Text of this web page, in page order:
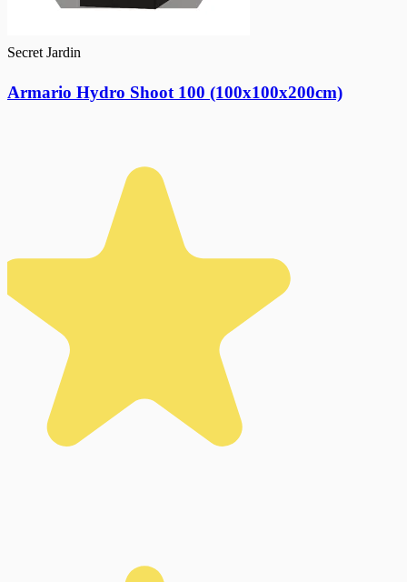
Secret Jardin
Armario Hydro Shoot 100 (100x100x200cm)